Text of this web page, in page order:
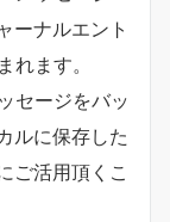
ーナルエント
ます。
セージをバッ
ルに保存した
ご活用頂くこ